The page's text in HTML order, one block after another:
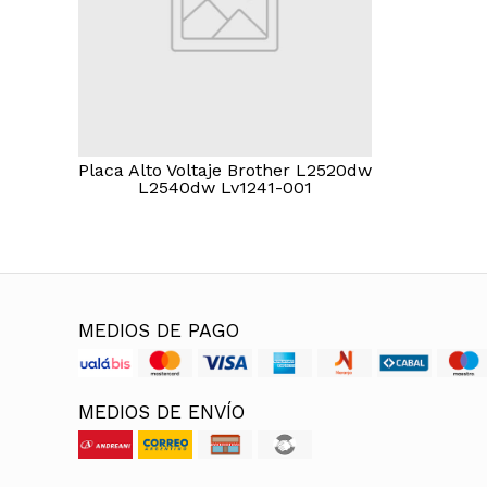
Placa Alto Voltaje Brother L2520dw
L2540dw Lv1241-001
MEDIOS DE PAGO
MEDIOS DE ENVÍO